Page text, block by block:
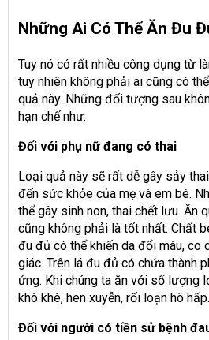
Những Ai Có Thể Ăn Đu
Tuy nó có rất nhiều công dụng từ
tuy nhiên không phải ai cũng có
quả này. Những đối tượng sau
hạn chế như:
Đối với phụ nữ đang có thai
Loại quả này sẽ rất dễ gây sảy
đến sức khỏe của mẹ và em bé.
thể gây sinh non, thai chết lưu. Ăn
cũng không phải là tốt nhất. Chất
đu đủ có thể khiến da đổi màu, co
giác. Trên lá đu đủ có chứa thành
ứng. Khi chúng ta ăn với số lượng
khò khè, hen xuyễn, rối loạn hô hấp.
Đối với người có tiền sử bệnh